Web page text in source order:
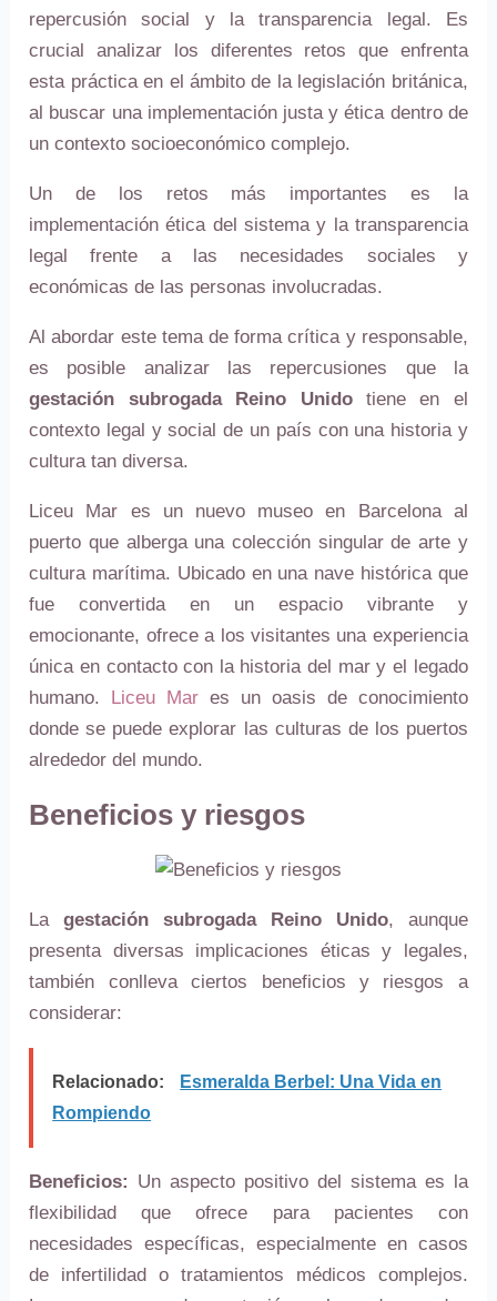
repercusión social y la transparencia legal. Es
crucial analizar los diferentes retos que enfrenta
esta práctica en el ámbito de la legislación británica,
al buscar una implementación justa y ética dentro de
un contexto socioeconómico complejo.
Un de los retos más importantes es la
implementación ética del sistema y la transparencia
legal frente a las necesidades sociales y
económicas de las personas involucradas.
Al abordar este tema de forma crítica y responsable,
es posible analizar las repercusiones que la
gestación subrogada Reino Unidotiene en el
contexto legal y social de un país con una historia y
cultura tan diversa.
Liceu Mar es un nuevo museo en Barcelona al
puerto que alberga una colección singular de arte y
cultura marítima. Ubicado en una nave histórica que
fue convertida en un espacio vibrante y
emocionante, ofrece a los visitantes una experiencia
única en contacto con la historia del mar y el legado
humano. Liceu Mar es un oasis de conocimiento
donde se puede explorar las culturas de los puertos
alrededor del mundo.
Beneficios y riesgos
Lagestación subrogada Reino Unido, aunque
presenta diversas implicaciones éticas y legales,
también conlleva ciertos beneficios y riesgos a
considerar:
Relacionado:
Esmeralda Berbel: Una Vida en
Rompiendo
Beneficios: Un aspecto positivo del sistema es la
flexibilidad que ofrece para pacientes con
necesidades específicas, especialmente en casos
de infertilidad o tratamientos médicos complejos.